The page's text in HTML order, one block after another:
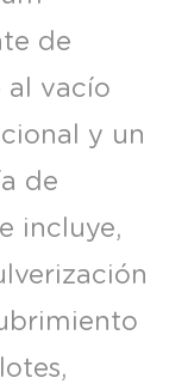
de
al vacío
y un
de
incluye,